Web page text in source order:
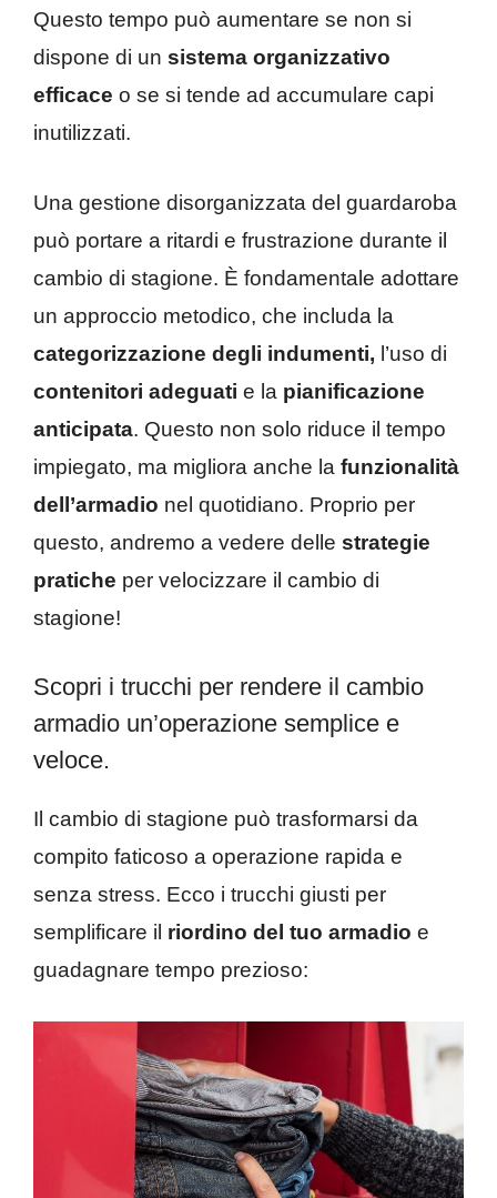
Questo tempo può aumentare se non si
dispone di un sistema organizzativo
efficace o se si tende ad accumulare capi
inutilizzati.
Una gestione disorganizzata del guardaroba
può portare a ritardi e frustrazione durante il
cambio di stagione. È fondamentale adottare
un approccio metodico, che includa la
categorizzazione degli indumenti, l’uso di
contenitori adeguati e la pianificazione
anticipata. Questo non solo riduce il tempo
impiegato, ma migliora anche la funzionalità
dell’armadio nel quotidiano. Proprio per
questo, andremo a vedere delle strategie
pratiche per velocizzare il cambio di
stagione!
Scopri i trucchi per rendere il cambio
armadio un’operazione semplice e
veloce.
Il cambio di stagione può trasformarsi da
compito faticoso a operazione rapida e
senza stress. Ecco i trucchi giusti per
semplificare il riordino del tuo armadio e
guadagnare tempo prezioso: